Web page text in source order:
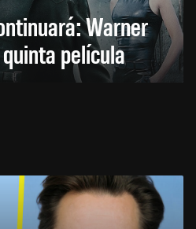
Warner
película